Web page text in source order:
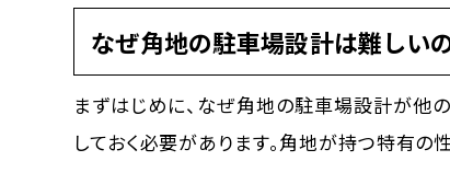
なぜ角地の駐車場設計は難しい
まずはじめに、なぜ角地の駐車場設計が他
しておく必要があります。角地が持つ特有の